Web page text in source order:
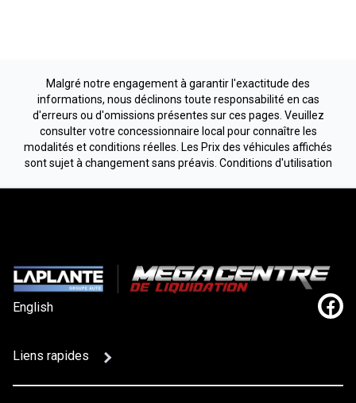
Malgré notre engagement à garantir l'exactitude des
informations, nous déclinons toute responsabilité en cas
d'erreurs ou d'omissions présentes sur ces pages. Veuillez
consulter votre concessionnaire local pour connaître les
modalités et conditions réelles. Les Prix des véhicules affichés
sont sujet à changement sans préavis. Conditions d'utilisation
English
Liens rapides